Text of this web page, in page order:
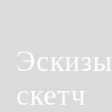
скетч